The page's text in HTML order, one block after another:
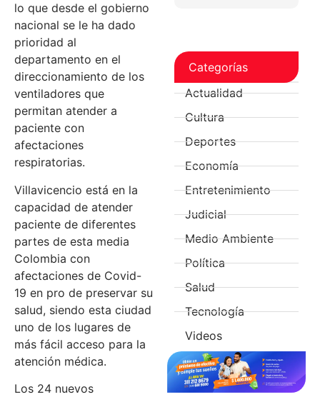
lo que desde el gobierno
nacional se le ha dado
prioridad al
departamento en el
direccionamiento de los
ventiladores que
permitan atender a
paciente con
afectaciones
respiratorias.
Villavicencio está en la
capacidad de atender
paciente de diferentes
partes de esta media
Colombia con
afectaciones de Covid-
19 en pro de preservar su
salud, siendo esta ciudad
uno de los lugares de
más fácil acceso para la
atención médica.
Los 24 nuevos
Categorías
Actualidad
Cultura
Deportes
Economía
Entretenimiento
Judicial
Medio Ambiente
Política
Salud
Tecnología
Videos